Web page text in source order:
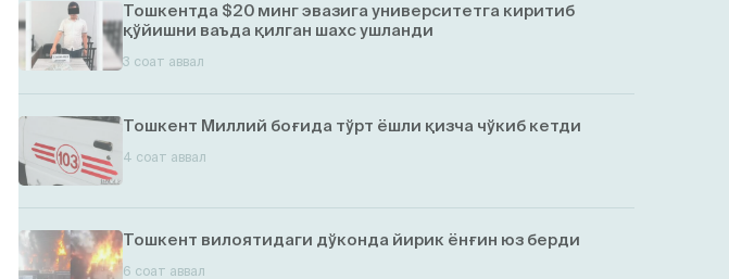
Тошкентда $20 минг эвазига университетга киритиб
қўйишни ваъда қилган шахс ушланди
3 соат аввал
Тошкент Миллий боғида тўрт ёшли қизча чўкиб кетди
4 соат аввал
Тошкент вилоятидаги дўконда йирик ёнғин юз берди
6 соат аввал